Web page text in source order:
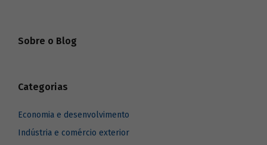
Sobre o Blog
Categorias
Economia e desenvolvimento
Indústria e comércio exterior